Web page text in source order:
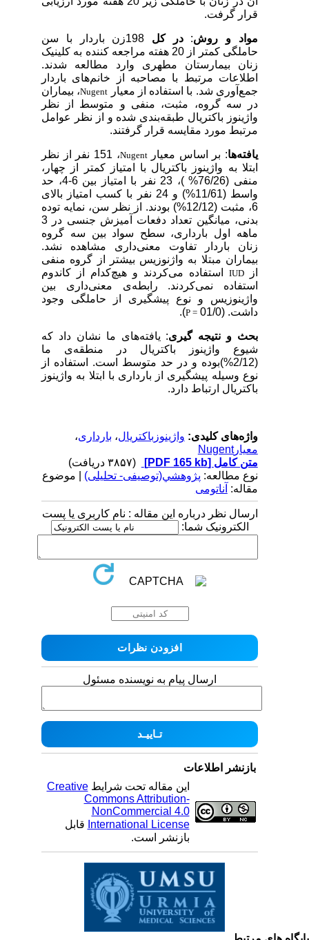
قرار گرفت.
مواد و روش:در کل
198زن باردار با سن
حاملگی کمتر از 20 هفته مراجعه کننده به کلینیک
زنان بیمارستان مطهری وارد مطالعه شدند.
اطلاعات مرتبط با مصاحبه از خانم‌های باردار
جمع‌آوری شد. با استفاده از معیارNugent، بیماران
در سه گروه، مثبت، منفی و متوسط از نظر
واژینوز باکتریال طبقه‌بندی شده و از نظر عوامل
مرتبط مورد مقایسه قرار گرفتند.
یافته‌ها: بر اساس معیارNugent
، 151 نفر از نظر
ابتلا به واژینوز باکتریال با امتیاز کمتر از چهار،
منفی (76/26% )، 23 نفر با امتیاز بین 6-4، حد
واسط (11/61%) و 24 نفر با کسب امتیاز بالای
6، مثبت (12/12%) بودند. از نظر سن، نمایه توده
بدنی، میانگین تعداد دفعات آمیزش جنسی در 3
ماهه اول بارداری، سطح سواد بین سه گروه
زنان باردار تفاوت معنی‌داری مشاهده نشد.
بیماران مبتلا به واژنوزیس بیشتر از گروه منفی
از IUDاستفاده می‌کردند و هیچ‌کدام از کاندوم
استفاده نمی‌کردند. رابطه‌ی معنی‌داری بین
واژینوزیس و نوع پیشگیری از حاملگی وجود
داشت. (01/0
P =
).
بحث و نتیجه گیری : یافته‌های ما نشان داد که
شیوع واژینوز باکتریال در منطقه‌ی ما
(2/12%)بوده و در حد متوسط است. استفاده از
نوع وسیله پیشگیری از بارداری با ابتلا به واژینوز
باکتریال ارتباط دارد.
واژه‌های کلیدی:واژینوزباکتریال،بارداری،
معیارNugent
متن کامل[PDF 165 kb]
نوع مطالعه:پژوهشي(توصیفی- تحلیلی) | موضوع
مقاله:آناتومی
ارسال نظر درباره این مقاله : نام کاربری یا پست
الکترونیک شما:
ارسال پیام به نویسنده مسئول
بازنشر اطلاعات
این مقاله تحت شرایطCreative
Commons Attribution-
NonCommercial 4.0
International Licenseقابل
بازنشر است.